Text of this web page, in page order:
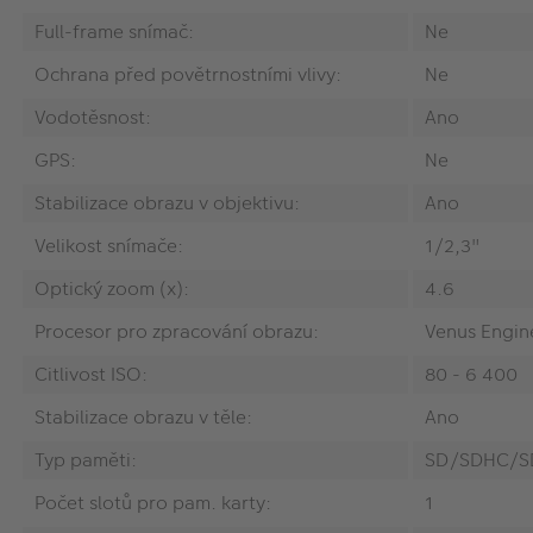
Full-frame snímač:
Ne
Ochrana před povětrnostními vlivy:
Ne
Vodotěsnost:
Ano
GPS:
Ne
Stabilizace obrazu v objektivu:
Ano
Velikost snímače:
1/2,3"
Optický zoom (x):
4.6
Procesor pro zpracování obrazu:
Venus
Citlivost ISO:
80 - 6 400
Stabilizace obrazu v těle:
Ano
Typ paměti:
SD/SDHC/
Počet slotů pro pam. karty:
1